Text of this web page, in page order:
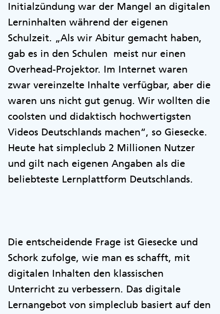
Initialzündung war der Mangel an digitalen
Lerninhalten während der eigenen
Schulzeit. „Als wir Abitur gemacht haben,
gab es in den Schulen meist nur einen
Overhead-Projektor. Im Internet waren
zwar vereinzelte Inhalte verfügbar, aber die
waren uns nicht gut genug. Wir wollten die
coolsten und didaktisch hochwertigsten
Videos Deutschlands machen“, so Giesecke.
Heute hat simpleclub 2 Millionen Nutzer
und gilt nach eigenen Angaben als die
beliebteste Lernplattform Deutschlands.
Die entscheidende Frage ist Giesecke und
Schork zufolge, wie man es schafft, mit
digitalen Inhalten den klassischen
Unterricht zu verbessern. Das digitale
Lernangebot von simpleclub basiert auf den